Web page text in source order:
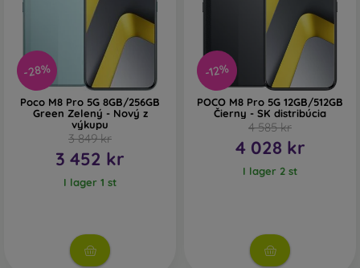
-28%
Poco M8 Pro 5G 8GB/256GB
Green Zelený - Nový z
výkupu
3 849 kr
3 452 kr
I lager 1 st
-12%
POCO M8 Pro 5G 12GB/512GB
Čierny - SK distribúcia
4 585 kr
4 028 kr
I lager 2 st